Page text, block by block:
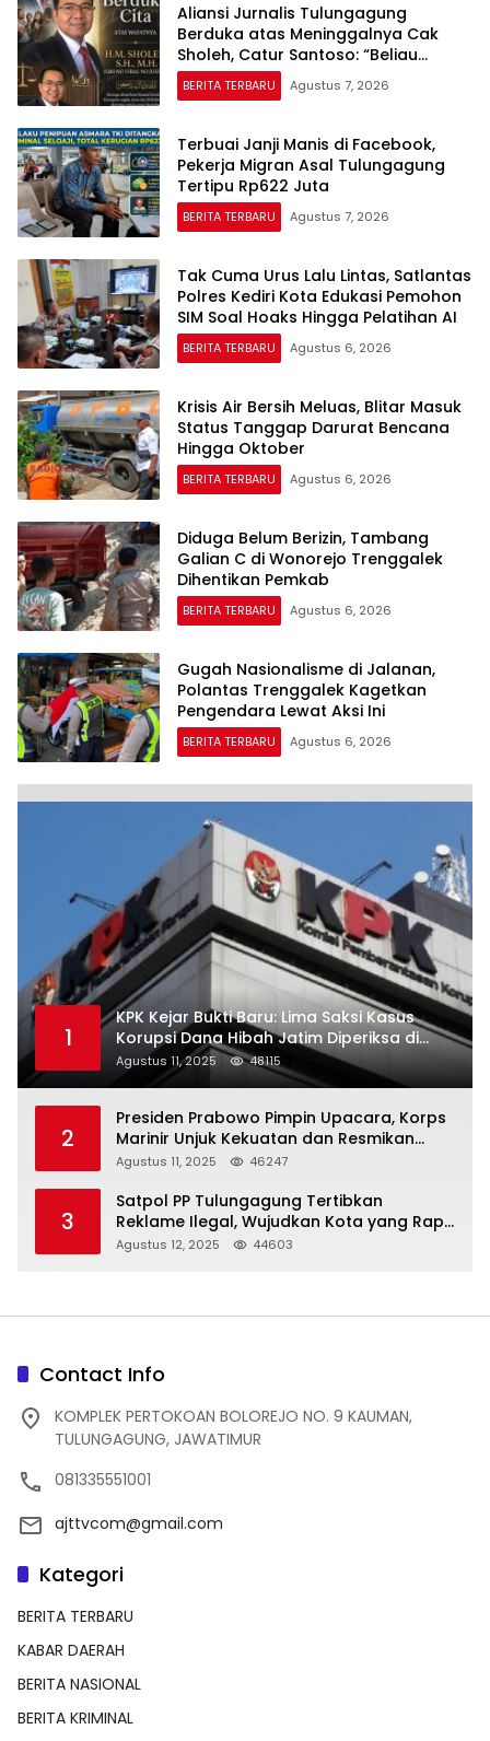
Aliansi Jurnalis Tulungagung
Berduka atas Meninggalnya Cak
Sholeh, Catur Santoso: “Beliau
Pejuang Keadilan yang Vokal”
BERITA TERBARU Agustus 7, 2026
Terbuai Janji Manis di Facebook,
Pekerja Migran Asal Tulungagung
Tertipu Rp622 Juta
BERITA TERBARU Agustus 7, 2026
Tak Cuma Urus Lalu Lintas, Satlantas
Polres Kediri Kota Edukasi Pemohon
SIM Soal Hoaks Hingga Pelatihan AI
BERITA TERBARU Agustus 6, 2026
Krisis Air Bersih Meluas, Blitar Masuk
Status Tanggap Darurat Bencana
Hingga Oktober
BERITA TERBARU Agustus 6, 2026
Diduga Belum Berizin, Tambang
Galian C di Wonorejo Trenggalek
Dihentikan Pemkab
BERITA TERBARU Agustus 6, 2026
Gugah Nasionalisme di Jalanan,
Polantas Trenggalek Kagetkan
Pengendara Lewat Aksi Ini
BERITA TERBARU Agustus 6, 2026
1
KPK Kejar Bukti Baru: Lima Saksi Kasus
Korupsi Dana Hibah Jatim Diperiksa di
Trenggalek
Agustus 11, 2025 48115
2
Presiden Prabowo Pimpin Upacara, Korps
Marinir Unjuk Kekuatan dan Resmikan
Struktur Baru
Agustus 11, 2025 46247
3
Satpol PP Tulungagung Tertibkan
Reklame Ilegal, Wujudkan Kota yang Rapi
dan Indah
Agustus 12, 2025 44603
Contact Info
KOMPLEK PERTOKOAN BOLOREJO NO. 9 KAUMAN,
TULUNGAGUNG, JAWATIMUR
081335551001
ajttvcom@gmail.com
Kategori
BERITA TERBARU
KABAR DAERAH
BERITA NASIONAL
BERITA KRIMINAL